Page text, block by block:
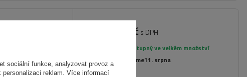
3 335,00 Kč s DPH
Produkt dostupný ve velkém množství
Již nyní zašleme11. srpna
sociální funkce, analyzovat provoz a
reklam. Více informací